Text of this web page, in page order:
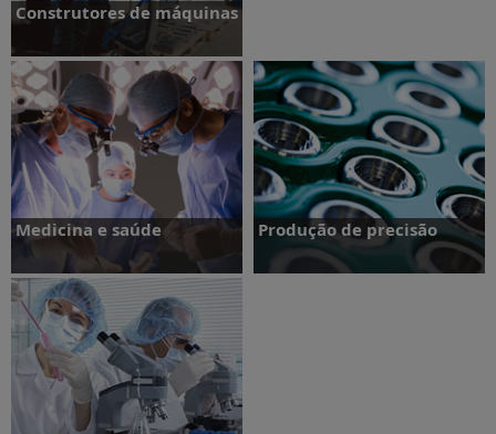
Construtores de máquinas
Saiba mais
Medicina e saúde
Saiba mais
Produção de precisão